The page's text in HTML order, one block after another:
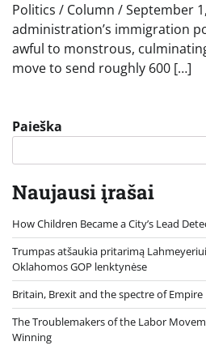
Politics / Column / September
administration’s immigration
awful to monstrous,
move to send roughly 600 […]
Paieška
Naujausi įrašai
How Children Became a City’s Lead
Trumpas atšaukia pritarimą
Oklahomos GOP lenktynėse
Britain, Brexit and the spectre of Empire
The Troublemakers of the Labor
Winning